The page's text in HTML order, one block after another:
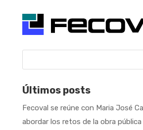
Últimos posts
Fecoval se reúne con Maria José
abordar los retos de la obra pública